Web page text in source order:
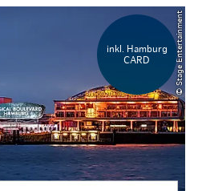
inkl. Hamburg
CARD
© Stage Entertainment